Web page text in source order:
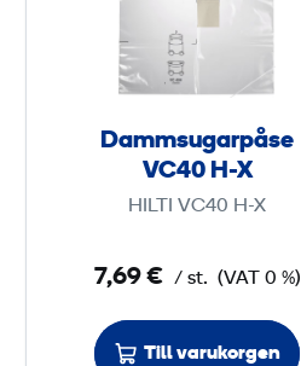
m
s
u
a
s
e
V
Dammsugarpåse
VC40 H-X
HILTI VC40 H-X
7,69 € / st. (VAT 0 %)
Till varukorgen